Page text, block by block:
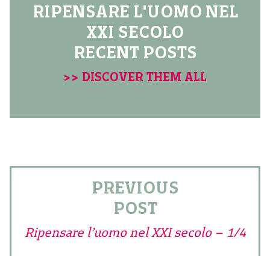
RIPENSARE L'UOMO NEL
XXI SECOLO
RECENT POSTS
>> DISCOVER THEM ALL
PREVIOUS
POST
Ripensare l’uomo nel XXI secolo – 1/4